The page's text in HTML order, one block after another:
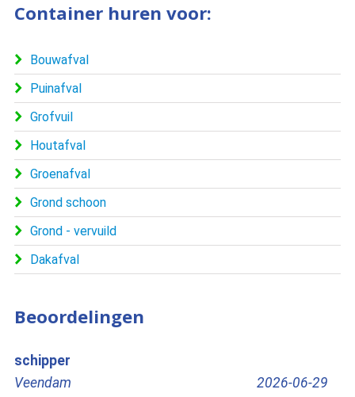
Container huren voor:
Bouwafval
Puinafval
Grofvuil
Houtafval
Groenafval
Grond schoon
Grond - vervuild
Dakafval
Beoordelingen
schipper
Veendam
2026-06-29